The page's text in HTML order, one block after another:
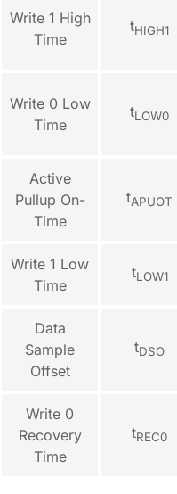
Write 1 High
Time
tHIGH1
Write 0 Low
Time
tLOW0
Active
Pullup On-
Time
tAPUOT
Write 1 Low
Time
tLOW1
Data
Sample
Offset
tDSO
Write 0
Recovery
Time
tREC0